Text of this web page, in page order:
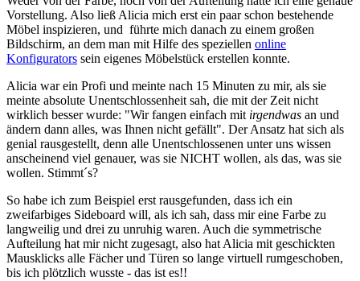
Vorstellung. Also ließ Alicia mich erst ein paar schon bestehende
Möbel inspizieren, und führte mich danach zu einem großen
Bildschirm, an dem man mit Hilfe des speziellen online
Konfigurators sein eigenes Möbelstück erstellen konnte.
Alicia war ein Profi und meinte nach 15 Minuten zu mir, als sie
meinte absolute Unentschlossenheit sah, die mit der Zeit nicht
wirklich besser wurde: "Wir fangen einfach mit irgendwas an und
ändern dann alles, was Ihnen nicht gefällt". Der Ansatz hat sich als
genial rausgestellt, denn alle Unentschlossenen unter uns wissen
anscheinend viel genauer, was sie NICHT wollen, als das, was sie
wollen. Stimmt´s?
So habe ich zum Beispiel erst rausgefunden, dass ich ein
zweifarbiges Sideboard will, als ich sah, dass mir eine Farbe zu
langweilig und drei zu unruhig waren. Auch die symmetrische
Aufteilung hat mir nicht zugesagt, also hat Alicia mit geschickten
Mausklicks alle Fächer und Türen so lange virtuell rumgeschoben,
bis ich plötzlich wusste - das ist es!!